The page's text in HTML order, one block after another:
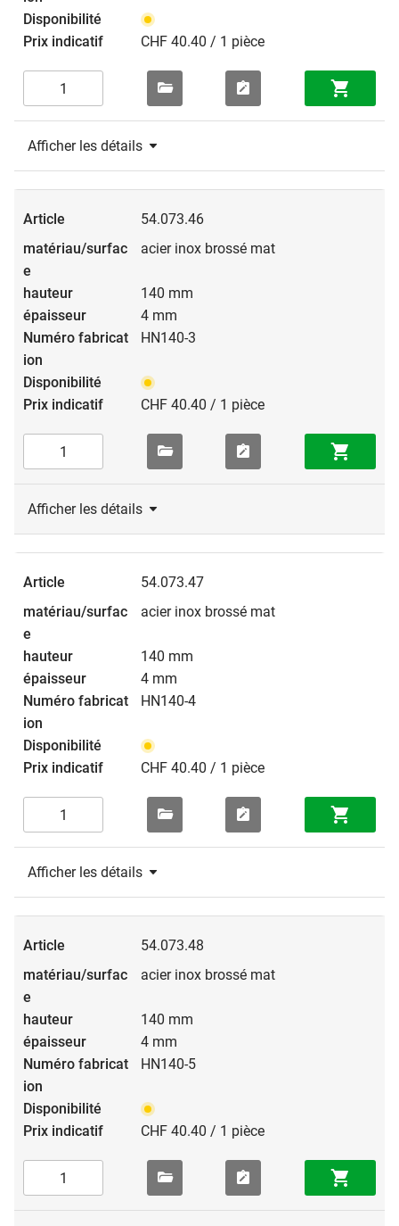
CHF 40.40 / 1 pièce
Afficher les détails
54.073.46
acier inox brossé mat
140 mm
4 mm
HN140-3
CHF 40.40 / 1 pièce
Afficher les détails
54.073.47
acier inox brossé mat
140 mm
4 mm
HN140-4
CHF 40.40 / 1 pièce
Afficher les détails
54.073.48
acier inox brossé mat
140 mm
4 mm
HN140-5
CHF 40.40 / 1 pièce